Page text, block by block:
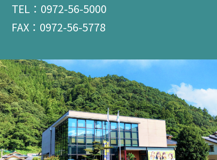
TEL：0972-56-5000
FAX：0972-56-5778